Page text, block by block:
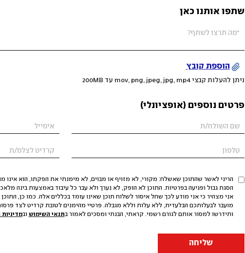
שתפו אותנו כאן
הוספת קובץ
ניתן להעלות קבצי mov, png, jpeg, jpg, mp4 עד 200MB
פרטים נוספים (אופציונלי)
הריני לאשר שהתוכן שאשלח: מקורי, לא מזויף או מבוים, לא מימנתי את הפקתו, הוא אינו
אני מצהיר כי אני מודע לכך שחל איסור לשלוח תוכן שאינו עומד בכללים אלה. כמו כן,
מועבר לבעלותכם הבלעדית, ללא עלות וללא מגבלה. פרטיי מהימנים לטובת קרדיט לצד
ותידרשו למסור אותם לגורם רשמי. קראתי, הבנתי ומסכים לאמור בתנאי השימוש וב
שליחה